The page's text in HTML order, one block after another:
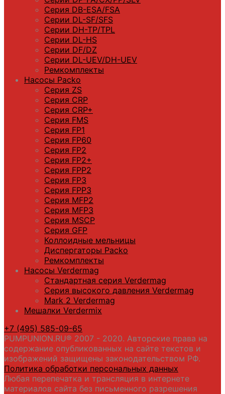
Серия DB-ЕSA/FSA
Серии DL-SF/SFS
Серии DН-ТP/ТPL
Серии DL-HS
Серии DF/DZ
Серии DL-UEV/DH-UEV
Ремкомплекты
Насосы Packo
Серия ZS
Серия CRP
Серия CRP+
Серия FMS
Серия FP1
Серия FP60
Серия FP2
Серия FP2+
Серия FPP2
Серия FP3
Серия FPP3
Серия МFP2
Серия МFP3
Серия MSCP
Серия GFP
Коллоидные мельницы
Диспергаторы Packo
Ремкомплекты
Насосы Verdermag
Стандартная серия Verdermag
Серия высокого давления Verdermag
Mark 2 Verdermag
Мешалки Verdermix
+7 (495) 585-09-65
PUMPUNION.RU® 2007 - 2020. Авторские права на
содержание опубликованных на сайте текстов и
изображений защищены законодательством РФ.
Политика обработки персональных данных
Любая перепечатка и трансляция в интернете
материалов сайта без письменного разрешения